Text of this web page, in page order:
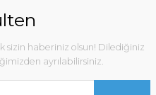
sizin haberiniz olsun! Dilediğiniz
ayrılabilirsiniz.